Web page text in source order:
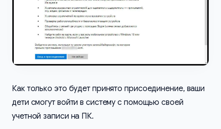
Как только это будет принято присоединение, ваши
дети смогут войти в систему с помощью своей
учетной записи на ПК.